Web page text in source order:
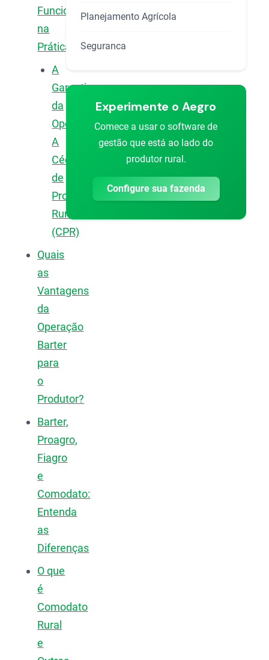
Funciona
na
Prática?
A
Garantia
da
Operação:
A
Cédula
de
Produto
Rural
(CPR)
Quais
as
Vantagens
da
Operação
Barter
para
o
Produtor?
Barter,
Proagro,
Fiagro
e
Comodato:
Entenda
as
Diferenças
O que
é
Comodato
Rural
e
Planejamento Agrícola
Seguranca
Experimente o Aegro
Comece a usar o software de
gestão que está ao lado do
produtor rural.
Configure sua fazenda